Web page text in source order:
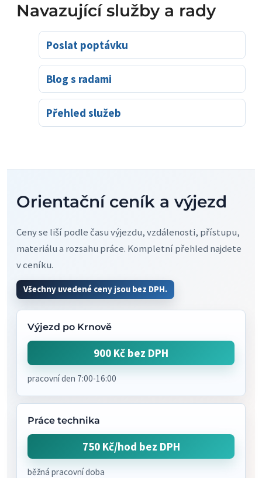
Navazující služby a rady
Poslat poptávku
Blog s radami
Přehled služeb
Orientační ceník a výjezd
Ceny se liší podle času výjezdu, vzdálenosti, přístupu,
materiálu a rozsahu práce. Kompletní přehled najdete
v ceníku.
Všechny uvedené ceny jsou bez DPH.
Výjezd po Krnově
900 Kč bez DPH
pracovní den 7:00-16:00
Práce technika
750 Kč/hod bez DPH
běžná pracovní doba